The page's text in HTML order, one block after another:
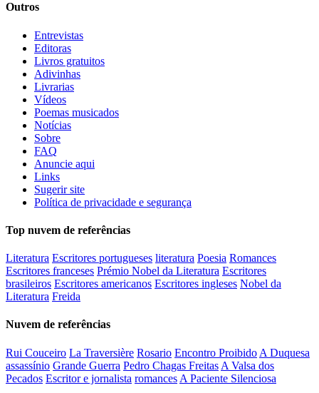
Outros
Entrevistas
Editoras
Livros gratuitos
Adivinhas
Livrarias
Vídeos
Poemas musicados
Notícias
Sobre
FAQ
Anuncie aqui
Links
Sugerir site
Política de privacidade e segurança
Top nuvem de referências
Literatura Escritores portugueses literatura Poesia Romances
Escritores franceses Prémio Nobel da Literatura Escritores
brasileiros Escritores americanos Escritores ingleses Nobel da
Literatura Freida
Nuvem de referências
Rui Couceiro La Traversière Rosario Encontro Proibido A Duquesa
assassínio Grande Guerra Pedro Chagas Freitas A Valsa dos
Pecados Escritor e jornalista romances A Paciente Silenciosa